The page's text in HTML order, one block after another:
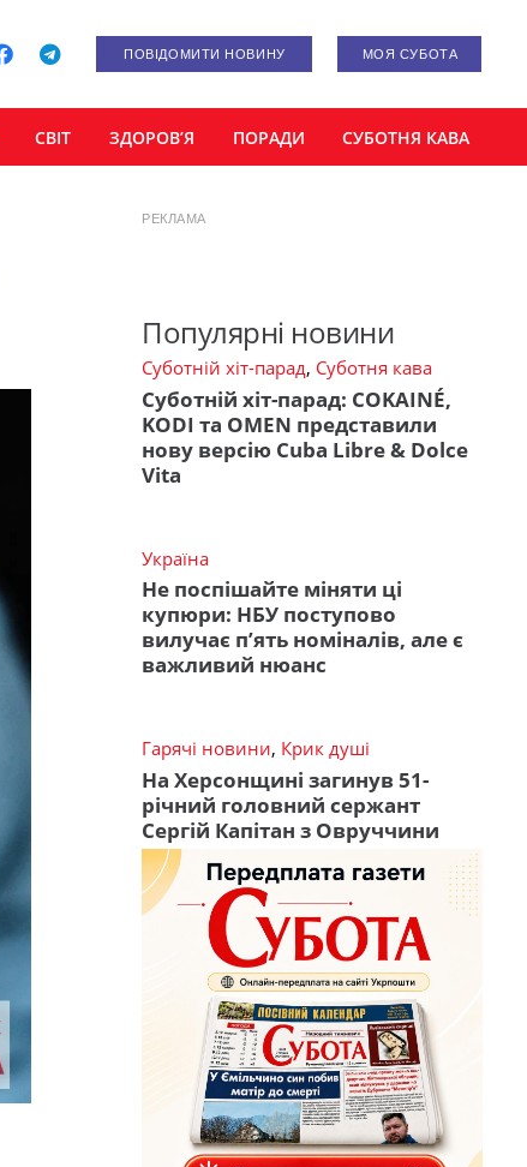
ПОВІДОМИТИ НОВИНУ МОЯ СУБОТА
СВІТ ЗДОРОВ’Я ПОРАДИ СУБОТНЯ КАВА
РЕКЛАМА
Популярні новини
Суботній хіт-парад, Суботня кава
Суботній хіт-парад: COKAINÉ,
KODI та OMEN представили
нову версію Cuba Libre & Dolce
Vita
Україна
Не поспішайте міняти ці
купюри: НБУ поступово
вилучає п’ять номіналів, але є
важливий нюанс
Гарячі новини, Крик душі
На Херсонщині загинув 51-
річний головний сержант
Сергій Капітан з Овруччини